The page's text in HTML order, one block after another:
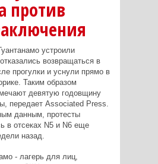
против
устроили
возвращаться в
прогулки и уснули прямо в
Таким образом
девятую годовщину
передает Associated Press.
данным, протесты
в отсеках N5 и N6 еще
назад.
- лагерь для лиц,